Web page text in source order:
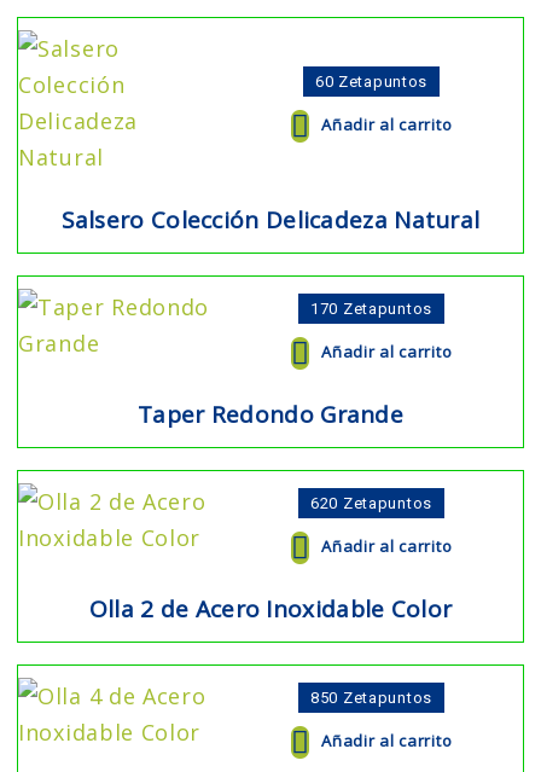
60 Zetapuntos
Añadir al carrito
Salsero Colección Delicadeza Natural
170 Zetapuntos
Añadir al carrito
Taper Redondo Grande
620 Zetapuntos
Añadir al carrito
Olla 2 de Acero Inoxidable Color
850 Zetapuntos
Añadir al carrito